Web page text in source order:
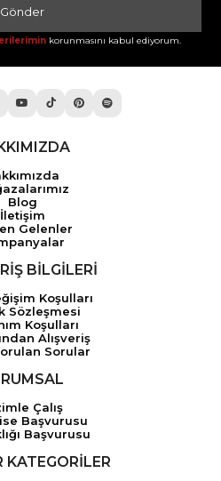
Gönder
korunmasını kabul ediyorum.
Blog
İletişim
Gelenler
BİLGİLERİ
Koşulları
Sözleşmesi
Koşulları
Alışveriş
Sorular
Çalış
Başvurusu
Başvurusu
KATEGORİLER